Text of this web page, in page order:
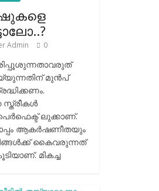
Admin 0
മുന്‍പ്
ലുക്കാണ്.
ആകര്‍ഷണീതയും
കൈവരുന്നത്
മികച്ച